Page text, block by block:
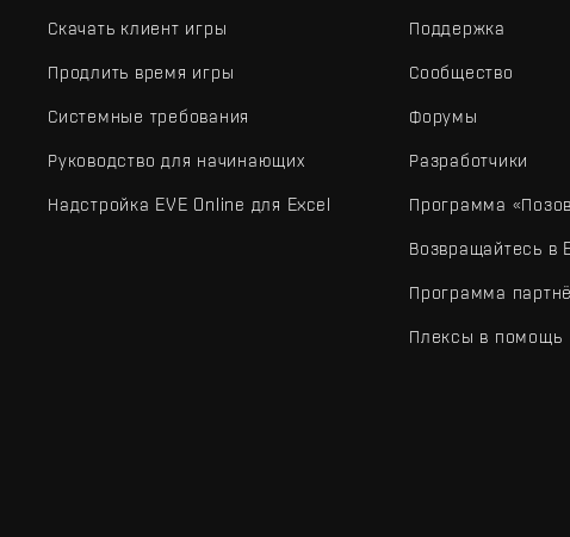
Скачать клиент игры
Продлить время игры
Системные требования
Руководство для начинающих
Надстройка EVE Online для Excel
Поддержка
Сообщество
Форумы
Разработчики
Программа
Возвращайтесь в
Программа
Плексы в помощь